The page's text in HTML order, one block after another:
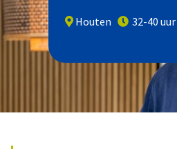
Houten 32-40 uur